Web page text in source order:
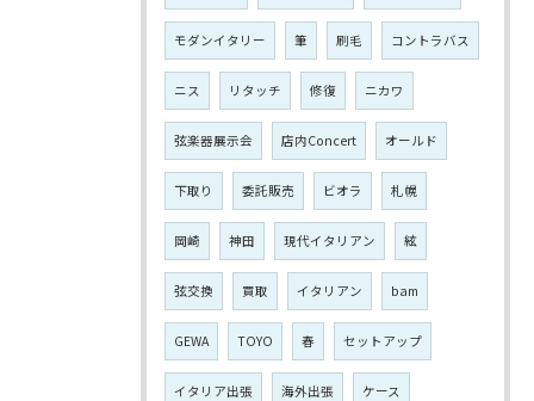
モダンイタリー 筆 刷毛 コントラバス
ニス リタッチ 修復 ニカワ
弦楽器展示会 店内Concert オールド
下取り 委託販売 ビオラ 札幌
岡崎 神田 現代イタリアン 絃
弦交換 買取 イタリアン bam
GEWA TOYO 春 セットアップ
イタリア出張 海外出張 ケース